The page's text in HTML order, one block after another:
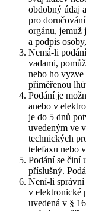
obdobný údaj
pro
orgánu, jemuž
a podpis
Nemá-li
vadami,
nebo ho
přiměřenou
Podání je
anebo v
je do 5 dnů
uvedeným ve
technických
telefaxu nebo
Podání se činí
příslušný.
Není-li správní
v elektronické
uvedená v §